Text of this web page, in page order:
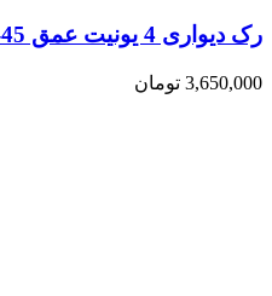
رک دیواری 4 یونیت عمق 45-درب فریم دار آلفا
3,650,000 تومان